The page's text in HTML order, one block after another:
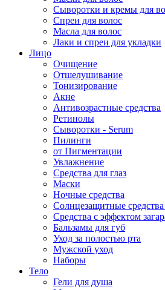
Сыворотки и кремы для
Спреи для волос
Масла для волос
Лаки и спреи для укладки
Лицо
Очищение
Отшелушивание
Тонизирование
Акне
Антивозрастные средства
Ретинолы
Сыворотки - Serum
Пилинги
от Пигментации
Увлажнение
Средства для глаз
Маски
Ночные средства
Солнцезащитные
Средства c эффектом
Бальзамы для губ
Уход за полостью рта
Мужской уход
Наборы
Тело
Гели для душа